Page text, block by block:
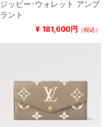
ジッピー･ウォレット アンプ
ラント
¥ 181,600円 （税込）